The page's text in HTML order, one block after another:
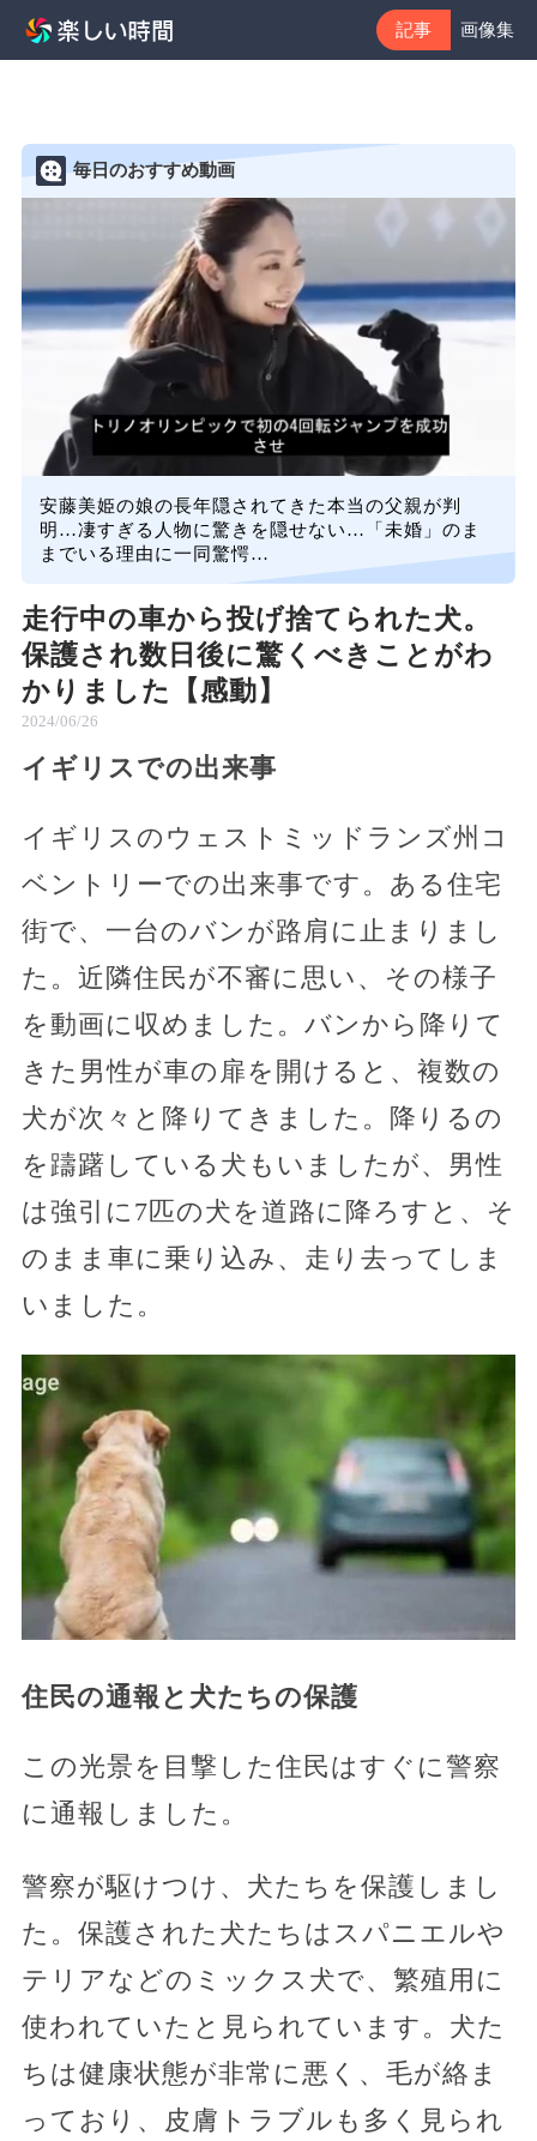
記事 画像集
毎日のおすすめ動画
安藤美姫の娘の長年隠されてきた本当の父親が判
明…凄すぎる人物に驚きを隠せない…「未婚」のま
までいる理由に一同驚愕…
走行中の車から投げ捨てられた犬。
保護され数日後に驚くべきことがわ
かりました【感動】
2024/06/26
イギリスでの出来事
イギリスのウェストミッドランズ州コ
ベントリーでの出来事です。ある住宅
街で、一台のバンが路肩に止まりまし
た。近隣住民が不審に思い、その様子
を動画に収めました。バンから降りて
きた男性が車の扉を開けると、複数の
犬が次々と降りてきました。降りるの
を躊躇している犬もいましたが、男性
は強引に7匹の犬を道路に降ろすと、そ
のまま車に乗り込み、走り去ってしま
いました。
住民の通報と犬たちの保護
この光景を目撃した住民はすぐに警察
に通報しました。
警察が駆けつけ、犬たちを保護しまし
た。保護された犬たちはスパニエルや
テリアなどのミックス犬で、繁殖用に
使われていたと見られています。犬た
ちは健康状態が非常に悪く、毛が絡ま
っており、皮膚トラブルも多く見られ